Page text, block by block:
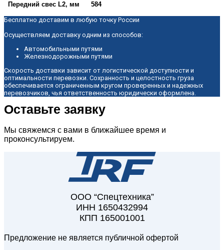
Передний свес L2, мм
584
Бесплатно доставим в любую точку России
Осуществляем доставку одним из способов:
Автомобильными путями
Железнодорожными путями
Скорость доставки зависит от логистической доступности и
оптимальности перевозки. Сохранность и целостность груза
обеспечивается ограниченным кругом проверенных и надежных
перевозчиков, чья ответственность юридически оформлена.
Оставьте заявку
Мы свяжемся с вами в ближайшее время и
проконсультируем.
ООО “Спецтехника”
ИНН 1650432994
КПП 165001001
Предложение не является публичной офертой